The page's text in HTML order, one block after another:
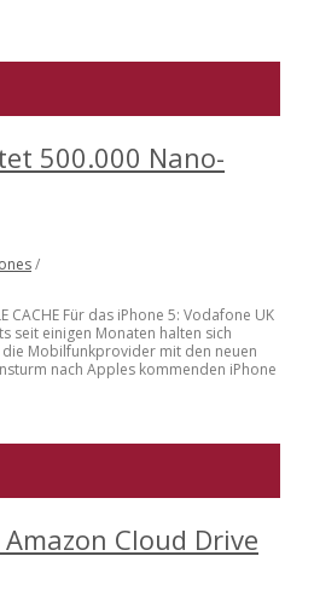
500.000 Nano-
/
CACHE Für das iPhone 5: Vodafone UK
seit einigen Monaten halten sich
Mobilfunkprovider mit den neuen
nach Apples kommenden iPhone
Cloud Drive